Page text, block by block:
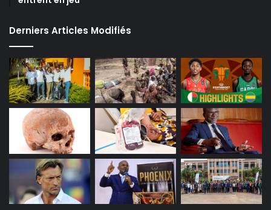
Derniers Articles Modifiés